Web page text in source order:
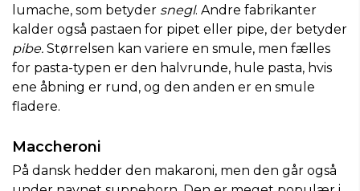
lumache, som betyder snegl. Andre fabrikanter
kalder også pastaen for pipet eller pipe, der betyder
pibe. Størrelsen kan variere en smule, men fælles
for pasta-typen er den halvrunde, hule pasta, hvis
ene åbning er rund, og den anden er en smule
fladere.
Maccheroni
På dansk hedder den makaroni, men den går også